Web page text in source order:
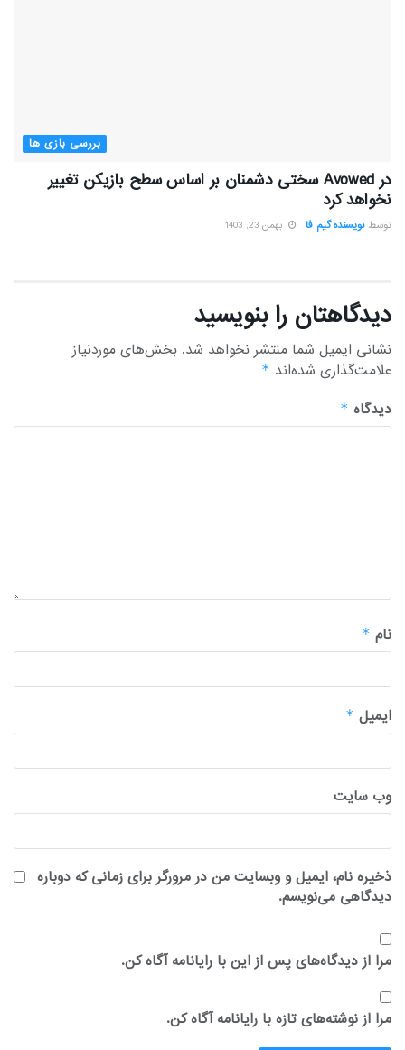
بررسی بازی ها
در Avowed سختی دشمنان بر اساس سطح بازیکن تغییر
نخواهد کرد
توسط نویسنده گیم فا بهمن 23, 1403
دیدگاهتان را بنویسید
نشانی ایمیل شما منتشر نخواهد شد. بخش‌های موردنیاز
علامت‌گذاری شده‌اند *
دیدگاه *
نام *
ایمیل *
وب‌ سایت
ذخیره نام، ایمیل و وبسایت من در مرورگر برای زمانی که دوباره
دیدگاهی می‌نویسم.
مرا از دیدگاه‌های پس از این با رایانامه آگاه کن.
مرا از نوشته‌های تازه با رایانامه آگاه کن.